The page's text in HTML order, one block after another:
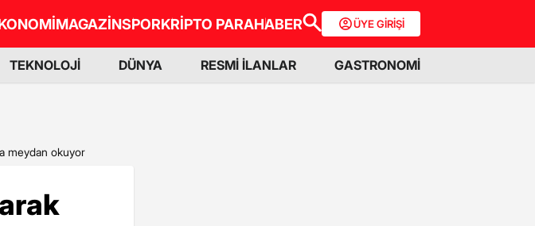
MAGAZİNSPORKRİPTO PARAHABER ÜYE GİRİŞİ
TEKNOLOJİ DÜNYA RESMİ İLANLAR GASTRONOMİ
meydan okuyor